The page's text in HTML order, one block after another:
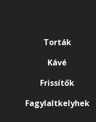
Torták
Kávé
Frissítők
Fagylaltkelyhek